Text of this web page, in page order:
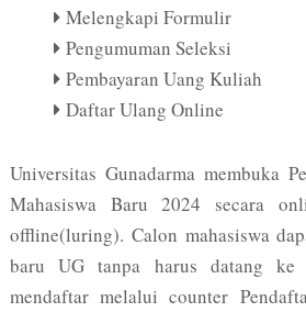
Melengkapi Formulir
Pengumuman Seleksi
Pembayaran Uang Kuliah
Daftar Ulang Online
Universitas Gunadarma membuka
Mahasiswa Baru 2024 secara
offline(luring). Calon mahasiswa
baru UG tanpa harus datang ke
mendaftar melalui counter